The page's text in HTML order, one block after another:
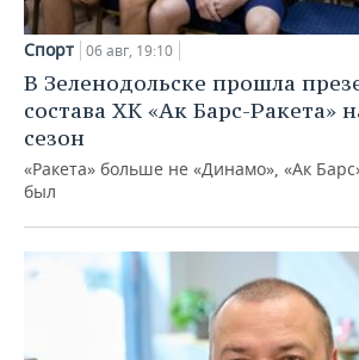
Спорт 06 авг, 19:10
В Зеленодольске прошла
состава ХК «Ак Барс-Ракета»
сезон
«Ракета» больше не «Динамо», «Ак
был